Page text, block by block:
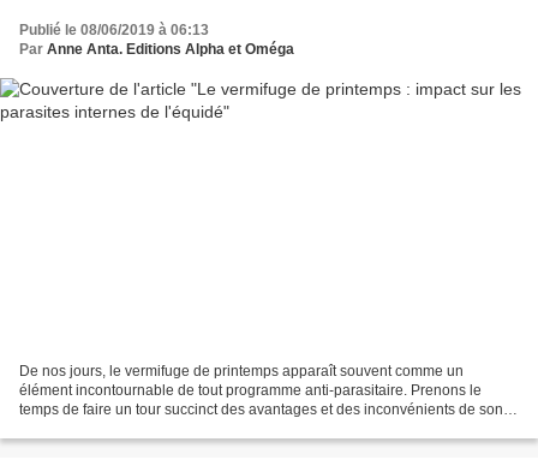
Publié le 08/06/2019 à 06:13
Par Anne Anta. Editions Alpha et Oméga
De nos jours, le vermifuge de printemps apparaît souvent comme un
élément incontournable de tout programme anti-parasitaire. Prenons le
temps de faire un tour succinct des avantages et des inconvénients de son